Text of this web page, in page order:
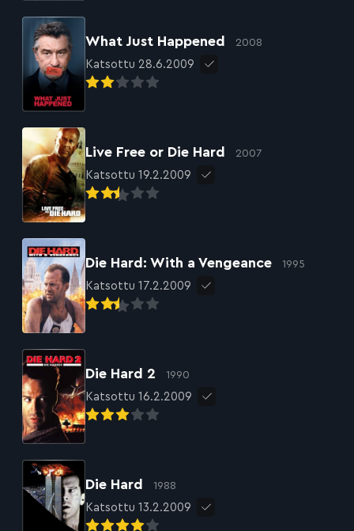
What Just Happened 2008
Katsottu 28.6.2009
Live Free or Die Hard 2007
Katsottu 19.2.2009
Die Hard: With a Vengeance 1995
Katsottu 17.2.2009
Die Hard 2 1990
Katsottu 16.2.2009
Die Hard 1988
Katsottu 13.2.2009